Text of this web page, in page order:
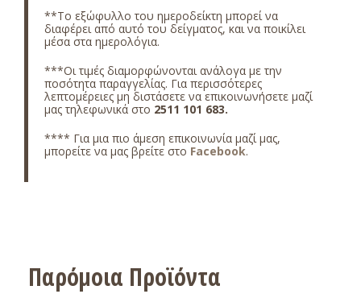
**Το εξώφυλλο του ημεροδείκτη μπορεί να
διαφέρει από αυτό του δείγματος, και να ποικίλει
μέσα στα ημερολόγια.
***Οι τιμές διαμορφώνονται ανάλογα με την
ποσότητα παραγγελίας. Για περισσότερες
λεπτομέρειες μη διστάσετε να επικοινωνήσετε μαζί
μας τηλεφωνικά στο 2511 101 683.
**** Για μια πιο άμεση επικοινωνία μαζί μας,
μπορείτε να μας βρείτε στο Facebook.
Παρόμοια Προϊόντα